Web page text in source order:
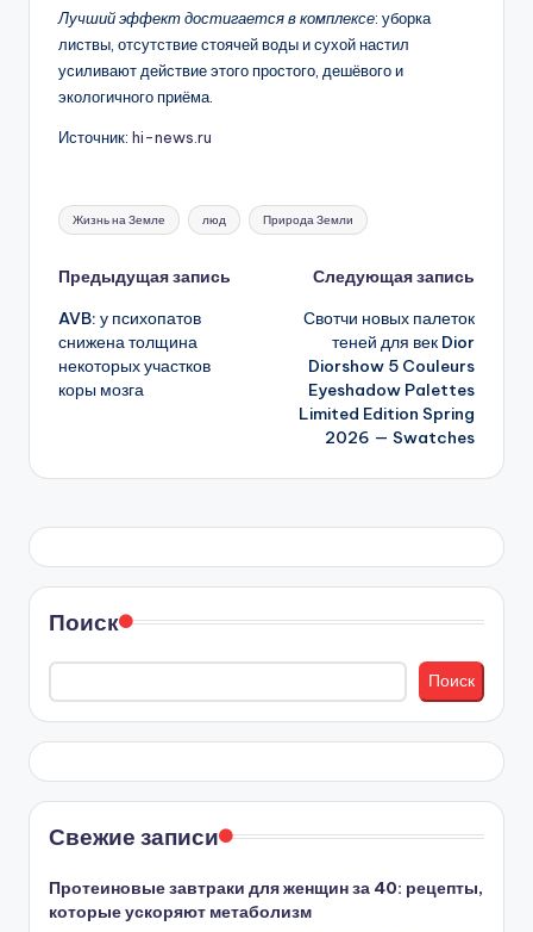
Лучший эффект достигается в комплексе: уборка
листвы, отсутствие стоячей воды и сухой настил
усиливают действие этого простого, дешёвого и
экологичного приёма.
Источник: hi-news.ru
Метки:
Жизнь на Земле люд Природа Земли
Навигация
записи
Предыдущая запись
AVB: у психопатов
снижена толщина
некоторых участков
коры мозга
Следующая запись
Свотчи новых палеток
теней для век Dior
Diorshow 5 Couleurs
Eyeshadow Palettes
Limited Edition Spring
2026 — Swatches
Поиск
Поиск
Свежие записи
Протеиновые завтраки для женщин за 40: рецепты,
которые ускоряют метаболизм